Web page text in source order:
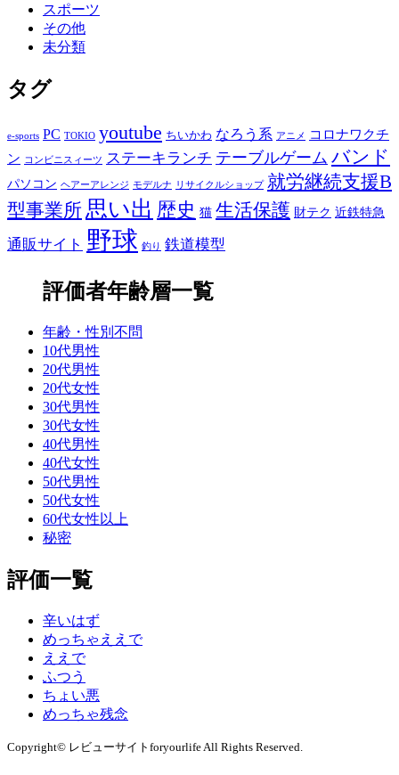
スポーツ
その他
未分類
タグ
e-sports PC TOKIO youtube ちいかわ なろう系 アニメ
コロナワクチ
ン
コンビニスィーツ ステーキランチ テーブルゲーム バンド
パソコン ヘアーアレンジ モデルナ リサイクルショップ 就労継続支援B
型事業所 思い出 歴史 猫 生活保護 財テク 近鉄特急
通販サイト 野球 釣り 鉄道模型
評価者年齢層一覧
年齢・性別不問
10代男性
20代男性
20代女性
30代男性
30代女性
40代男性
40代女性
50代男性
50代女性
60代女性以上
秘密
評価一覧
辛いはず
めっちゃええで
ええで
ふつう
ちょい悪
めっちゃ残念
Copyright© レビューサイトforyourlife All Rights Reserved.